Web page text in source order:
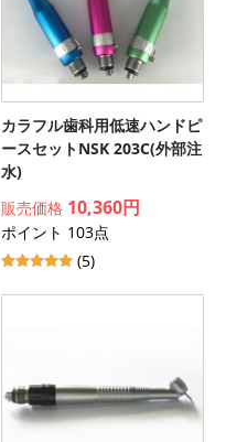
カラフル歯科用低速ハンドピ
ースセットNSK 203C(外部注
水)
販売価格 10,360円
ポイント 103点
(5)